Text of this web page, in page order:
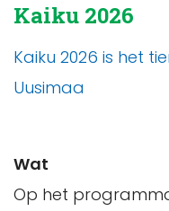
Kaiku 2026
Kaiku 2026 is het
Uusimaa
Wat
Op het